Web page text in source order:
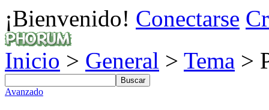
¡Bienvenido! Conectarse
Inicio > General > Tema >
Avanzado